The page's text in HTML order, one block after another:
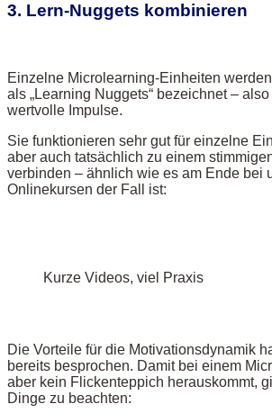
3. Lern-Nuggets kombinieren
Einzelne Microlearning-Einheiten
als „Learning Nuggets“ bezeichnet –
wertvolle Impulse.
Sie funktionieren sehr gut für einzelne
aber auch tatsächlich zu einem
verbinden – ähnlich wie es am Ende bei
Onlinekursen der Fall ist:
Kurze Videos, viel Praxis
Die Vorteile für die Motivationsdynamik
bereits besprochen. Damit bei einem
aber kein Flickenteppich herauskommt,
Dinge zu beachten: